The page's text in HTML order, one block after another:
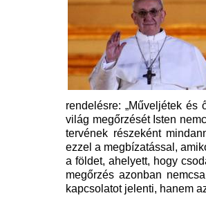
rendelésre: „Műveljétek és
világ megőrzését Isten
tervének részeként
ezzel a megbízatással,
a földet, ahelyett, hogy
megőrzés azonban
kapcsolatot jelenti, hanem